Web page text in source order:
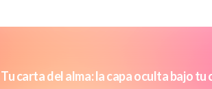
Tu carta del alma: la capa oculta bajo